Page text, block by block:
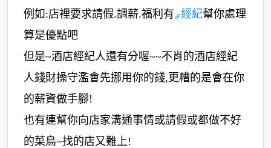
例如:店裡要求請假.調薪.福利有 經紀幫你處理
算是優點吧
但是~酒店經紀人還有分喔~~不肖的酒店經紀
人錢財操守濫會先挪用你的錢,更糟的是會在你
的薪資做手腳!
也有連幫你向店家溝通事情或請假或都做不好
的菜鳥~找的店又難上!